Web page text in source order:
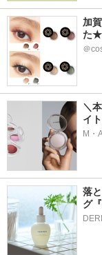
加
た★
＠
＼
イ
M・
落
グ